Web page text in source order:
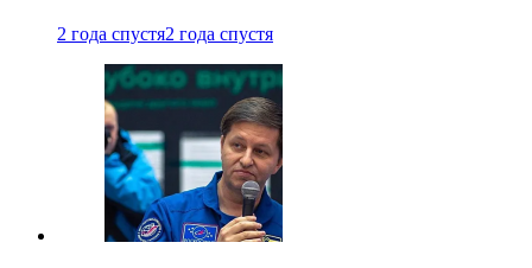
2 года спустя2 года спустя